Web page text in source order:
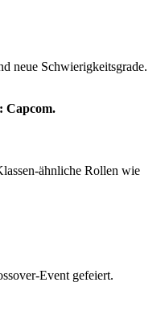
neue Schwierigkeitsgrade.
Capcom.
ähnliche Rollen wie
Event gefeiert.